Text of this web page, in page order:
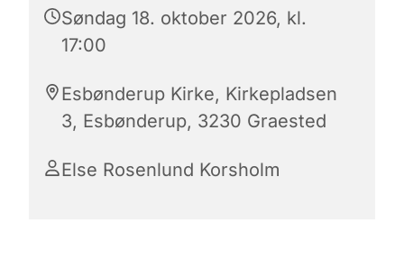
Søndag 18. oktober 2026, kl.
17:00
Esbønderup Kirke, Kirkepladsen
3, Esbønderup, 3230 Graested
Else Rosenlund Korsholm